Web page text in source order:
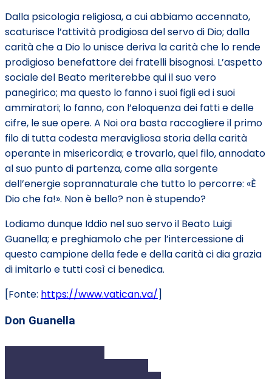
Dalla psicologia religiosa, a cui abbiamo accennato,
scaturisce l’attività prodigiosa del servo di Dio; dalla
carità che a Dio lo unisce deriva la carità che lo rende
prodigioso benefattore dei fratelli bisognosi. L’aspetto
sociale del Beato meriterebbe qui il suo vero
panegirico; ma questo lo fanno i suoi figli ed i suoi
ammiratori; lo fanno, con l’eloquenza dei fatti e delle
cifre, le sue opere. A Noi ora basta raccogliere il primo
filo di tutta codesta meravigliosa storia della carità
operante in misericordia; e trovarlo, quel filo, annodato
al suo punto di partenza, come alla sorgente
dell’energie soprannaturale che tutto lo percorre: «È
Dio che fa!». Non è bello? non è stupendo?
Lodiamo dunque Iddio nel suo servo il Beato Luigi
Guanella; e preghiamolo che per l’intercessione di
questo campione della fede e della carità ci dia grazia
di imitarlo e tutti così ci benedica.
[Fonte: https://www.vatican.va/]
Don Guanella